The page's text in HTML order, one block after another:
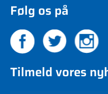
Følg os på
Tilmeld vores